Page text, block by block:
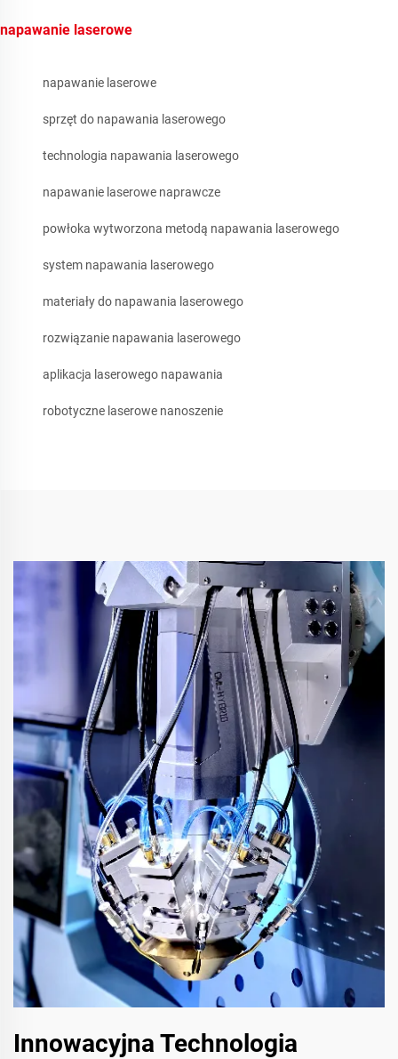
napawanie laserowe
napawanie laserowe
sprzęt do napawania laserowego
technologia napawania laserowego
napawanie laserowe naprawcze
powłoka wytworzona metodą napawania laserowego
system napawania laserowego
materiały do napawania laserowego
rozwiązanie napawania laserowego
aplikacja laserowego napawania
robotyczne laserowe nanoszenie
Innowacyjna Technologia